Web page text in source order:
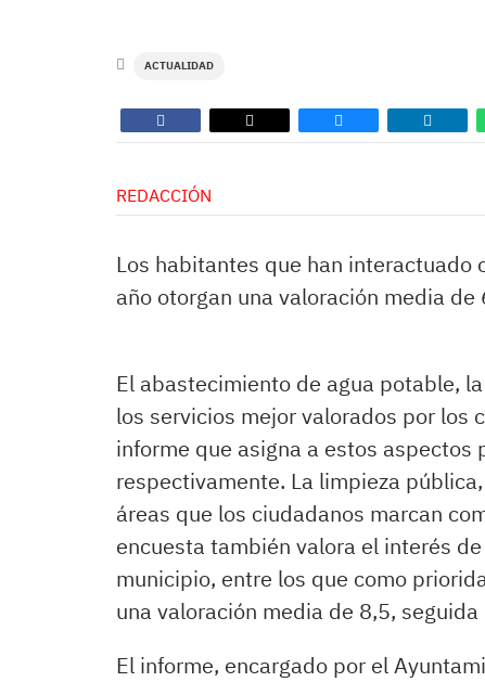
ACTUALIDAD
REDACCIÓN
Los habitantes que han
año otorgan una valoración media
El abastecimiento de agua potable,
los servicios mejor valorados por los
informe que asigna a estos
respectivamente. La limpieza
áreas que los ciudadanos marcan
encuesta también valora el interés
municipio, entre los que como
una valoración media de 8,5,
El informe, encargado por el